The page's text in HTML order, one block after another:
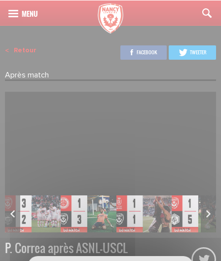
Retour
Après match
FACEBOOK TWEETER
P. Correa après ASNL-USCL